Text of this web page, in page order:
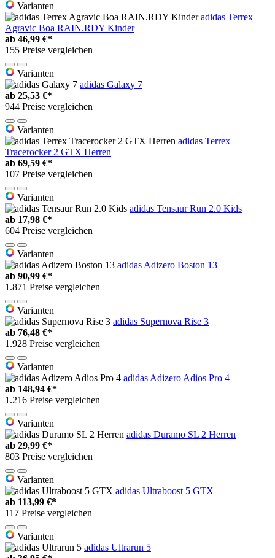
Varianten
adidas Terrex
Agravic Boa RAIN.RDY Kinder
ab 46,99 €*
155 Preise vergleichen
Varianten
adidas Galaxy 7
ab 25,53 €*
944 Preise vergleichen
Varianten
adidas Terrex
Tracerocker 2 GTX Herren
ab 69,59 €*
107 Preise vergleichen
Varianten
adidas Tensaur Run 2.0 Kids
ab 17,98 €*
604 Preise vergleichen
Varianten
adidas Adizero Boston 13
ab 90,99 €*
1.871 Preise vergleichen
Varianten
adidas Supernova Rise 3
ab 76,48 €*
1.928 Preise vergleichen
Varianten
adidas Adizero Adios Pro 4
ab 148,94 €*
1.216 Preise vergleichen
Varianten
adidas Duramo SL 2 Herren
ab 29,99 €*
803 Preise vergleichen
Varianten
adidas Ultraboost 5 GTX
ab 113,99 €*
117 Preise vergleichen
Varianten
adidas Ultrarun 5